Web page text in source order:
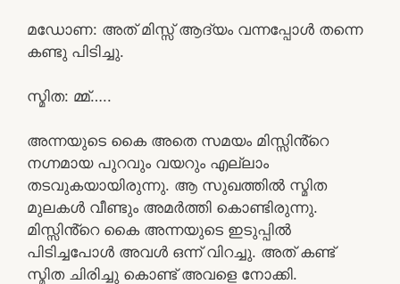
മഡോണ: അത് മിസ്സ്‌ ആദ്യം വന്നപ്പോൾ തന്നെ
കണ്ടു പിടിച്ചു.
സ്മിത: മ്മ്…..
അന്നയുടെ കൈ അതെ സമയം മിസ്സിൻ്റെ
നഗ്നമായ പുറവും വയറും എല്ലാം
തടവുകയായിരുന്നു. ആ സുഖത്തിൽ സ്മിത
മുലകൾ വീണ്ടും അമർത്തി കൊണ്ടിരുന്നു.
മിസ്സിൻ്റെ കൈ അന്നയുടെ ഇടുപ്പിൽ
പിടിച്ചപോൾ അവൾ ഒന്ന് വിറച്ചു. അത് കണ്ട്
സ്മിത ചിരിച്ചു കൊണ്ട് അവളെ നോക്കി.